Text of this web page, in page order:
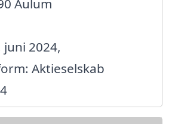
Aulum
2024,
Aktieselskab